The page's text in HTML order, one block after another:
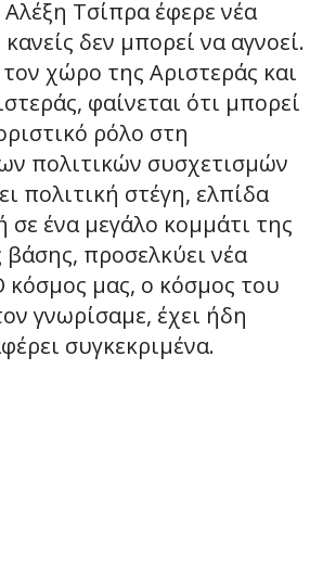
Τσίπρα έφερε νέα
δεν μπορεί να αγνοεί.
χώρο της Αριστεράς και
φαίνεται ότι μπορεί
ρόλο στη
πολιτικών συσχετισμών
πολιτική στέγη, ελπίδα
σε ένα μεγάλο κομμάτι της
βάσης, προσελκύει νέα
κόσμος μας, ο κόσμος του
γνωρίσαμε, έχει ήδη
συγκεκριμένα.